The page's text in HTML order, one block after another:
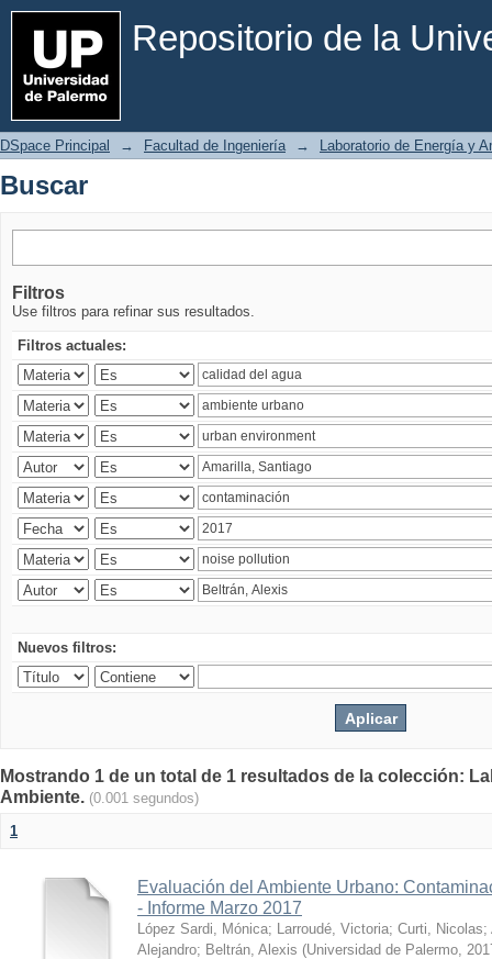
Repositorio de la
Buscar
DSpace Principal → Facultad de Ingeniería → Laboratorio de Energía y
Buscar
Filtros
Use filtros para refinar sus resultados.
Filtros actuales:
Nuevos filtros:
Mostrando 1 de un total de 1 resultados de la colección:
Ambiente. (0.001 segundos)
1
Evaluación del Ambiente Urbano:
- Informe Marzo 2017
López Sardi, Mónica; Larroudé, Victoria; Curti, Nicolas;
Alejandro; Beltrán, Alexis (Universidad de Palermo,